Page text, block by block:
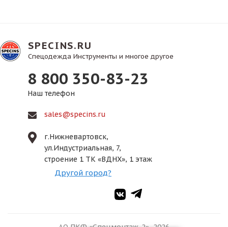
SPECINS.RU
Спецодежда Инструменты и многое другое
8 800 350-83-23
Наш телефон
sales@specins.ru
г.Нижневартовск,
ул.Индустриальная, 7,
строение 1 ТК «ВДНХ», 1 этаж
Другой город?